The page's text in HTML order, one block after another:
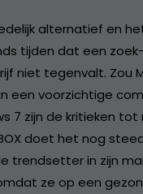
alternatief en
tijden dat een
niet tegenvalt. Zou
een voorzichtige
7 zijn de kritieken tot
doet het nog
trendsetter in zijn
ze op een